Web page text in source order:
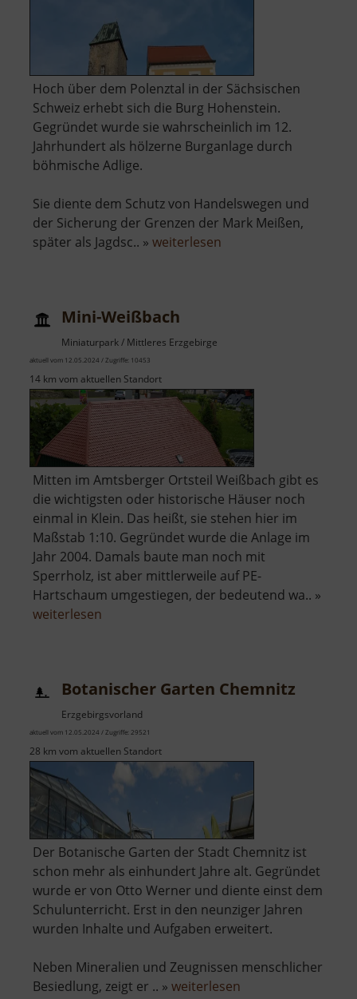
Hoch über dem Polenztal in der Sächsischen
Schweiz erhebt sich die Burg Hohenstein.
Gegründet wurde sie wahrscheinlich im 12.
Jahrhundert als hölzerne Burganlage durch
böhmische Adlige.
Sie diente dem Schutz von Handelswegen und
der Sicherung der Grenzen der Mark Meißen,
später als Jagdsc.. » weiterlesen
Mini-Weißbach
Miniaturpark / Mittleres Erzgebirge
aktuell vom 12.05.2024 / Zugriffe: 10453
14 km vom aktuellen Standort
Mitten im Amtsberger Ortsteil Weißbach gibt es
die wichtigsten oder historische Häuser noch
einmal in Klein. Das heißt, sie stehen hier im
Maßstab 1:10. Gegründet wurde die Anlage im
Jahr 2004. Damals baute man noch mit
Sperrholz, ist aber mittlerweile auf PE-
Hartschaum umgestiegen, der bedeutend wa.. »
weiterlesen
Botanischer Garten Chemnitz
Erzgebirgsvorland
aktuell vom 12.05.2024 / Zugriffe: 29521
28 km vom aktuellen Standort
Der Botanische Garten der Stadt Chemnitz ist
schon mehr als einhundert Jahre alt. Gegründet
wurde er von Otto Werner und diente einst dem
Schulunterricht. Erst in den neunziger Jahren
wurden Inhalte und Aufgaben erweitert.
Neben Mineralien und Zeugnissen menschlicher
Besiedlung, zeigt er .. » weiterlesen